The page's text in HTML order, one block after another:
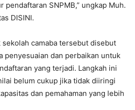
pendaftaran SNPMB,” ungkap Muh.
DISINI.
camaba tersebut disebut
penyesuaian dan perbaikan untuk
yang terjadi. Langkah ini
belum cukup jika tidak diiringi
dan pemahaman yang lebih